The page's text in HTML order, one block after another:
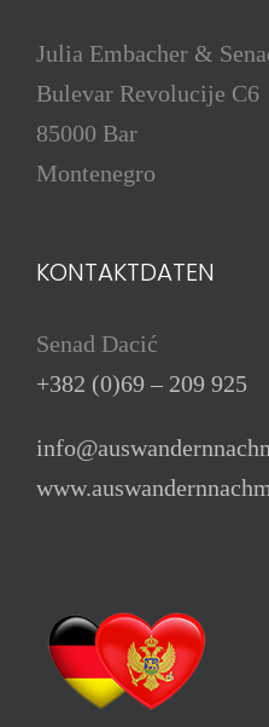
Julia Embacher &
Bulevar Revolucije C6
85000 Bar
Montenegro
KONTAKTDATEN
Senad Dacić
+382 (0)69 – 209 925